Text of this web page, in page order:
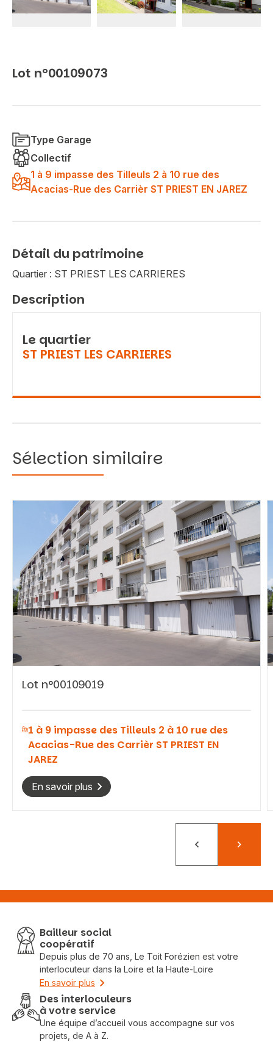
Rechercher
Lot n°00109073
Type Garage
Collectif
1 à 9 impasse des Tilleuls 2 à 10 rue des
Acacias-Rue des Carrièr ST PRIEST EN JAREZ
Détail du patrimoine
Quartier : ST PRIEST LES CARRIERES
Description
Le quartier
ST PRIEST LES CARRIERES
Sélection similaire
Lot n°00109019
1 à 9 impasse des Tilleuls 2 à 10 rue des
Acacias-Rue des Carrièr ST PRIEST EN
JAREZ
En savoir plus
PrécédentSuivant
Bailleur social
coopératif
Depuis plus de 70 ans, Le Toit Forézien est votre
interlocuteur dans la Loire et la Haute-Loire
En savoir plus
Des interloculeurs
à votre service
Une équipe d’accueil vous accompagne sur vos
projets, de A à Z.